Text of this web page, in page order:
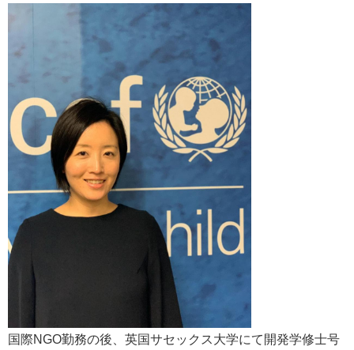
国際NGO勤務の後、英国サセックス大学にて開発学修士号